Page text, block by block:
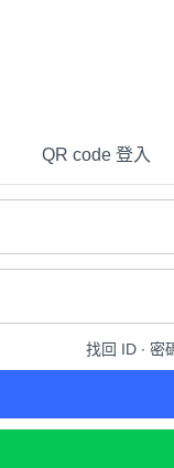
QR code 登入
找回 ID ∙ 密